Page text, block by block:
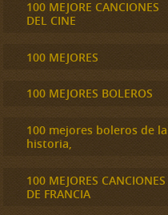
100 MEJORE CANCIONES
DEL CINE
100 MEJORES
100 MEJORES BOLEROS
100 mejores boleros de la
historia,
100 MEJORES CANCIONES
DE FRANCIA